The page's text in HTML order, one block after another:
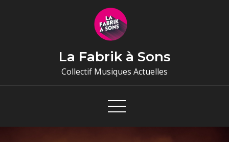
La Fabrik à Sons
Collectif Musiques Actuelles